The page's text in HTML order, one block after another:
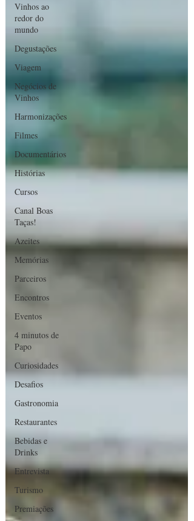
Vinhos ao
redor do
mundo
Degustações
Viagem
Negócios de
Vinhos
Harmonizações
Filmes
Documentários
Histórias
Cursos
Canal Boas
Taças!
Azeites
Memórias
Parceiros
Encontros
Eventos
4 minutos de
Papo
Curiosidades
Desafios
Gastronomia
Restaurantes
Bebidas e
Drinks
Entrevista
Turismo
Premiações